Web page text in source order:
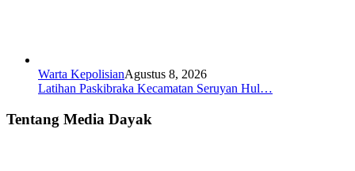
Warta KepolisianAgustus 8, 2026
Latihan Paskibraka Kecamatan Seruyan Hul…
Tentang Media Dayak